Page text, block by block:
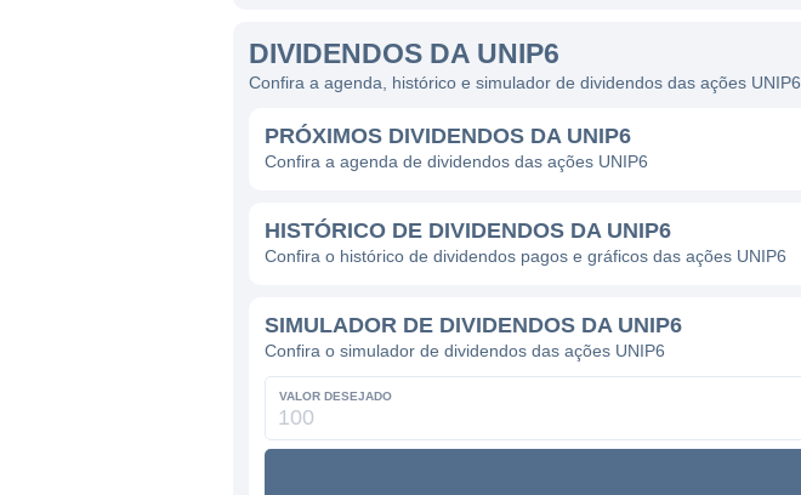
DIVIDENDOS DA UNIP6
Confira a agenda, histórico e simulador de dividendos das ações UNIP6
PRÓXIMOS DIVIDENDOS DA UNIP6
Confira a agenda de dividendos das ações UNIP6
HISTÓRICO DE DIVIDENDOS DA UNIP6
Confira o histórico de dividendos pagos e gráficos das ações UNIP6
SIMULADOR DE DIVIDENDOS DA UNIP6
Confira o simulador de dividendos das ações UNIP6
VALOR DESEJADO